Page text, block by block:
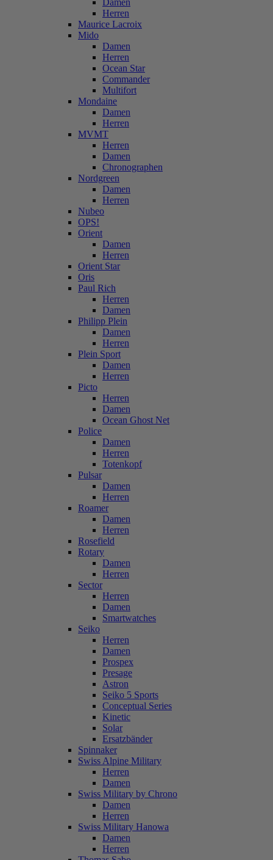
Damen
Herren
Maurice Lacroix
Mido
Damen
Herren
Ocean Star
Commander
Multifort
Mondaine
Damen
Herren
MVMT
Herren
Damen
Chronographen
Nordgreen
Damen
Herren
Nubeo
OPS!
Orient
Damen
Herren
Orient Star
Oris
Paul Rich
Herren
Damen
Philipp Plein
Damen
Herren
Plein Sport
Damen
Herren
Picto
Herren
Damen
Ocean Ghost Net
Police
Damen
Herren
Totenkopf
Pulsar
Damen
Herren
Roamer
Damen
Herren
Rosefield
Rotary
Damen
Herren
Sector
Herren
Damen
Smartwatches
Seiko
Herren
Damen
Prospex
Presage
Astron
Seiko 5 Sports
Conceptual Series
Kinetic
Solar
Ersatzbänder
Spinnaker
Swiss Alpine Military
Herren
Damen
Swiss Military by Chrono
Damen
Herren
Swiss Military Hanowa
Damen
Herren